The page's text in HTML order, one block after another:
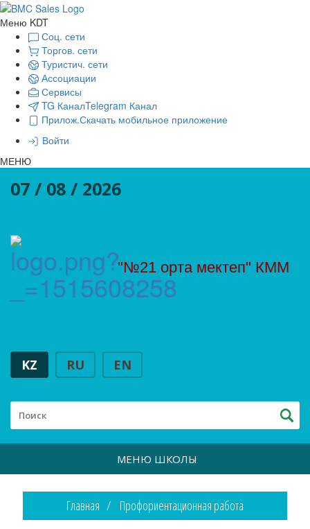
Меню KDT
Соц. сети
Торгов. сети
Туристич. сети
Ассоциации
Сервисы
TG КаналTelegram Канал
Прилож.Скачать мобильное приложение
Войти
МЕНЮ
07 / 08 / 2026
"№21 орта мектеп" КММ
KZ RU EN
МЕНЮ ШКОЛЫ
Главная Профориентационная работа